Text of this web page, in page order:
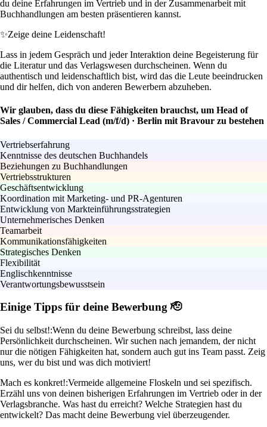
du deine Erfahrungen im Vertrieb und in der Zusammenarbeit mit
Buchhandlungen am besten präsentieren kannst.
✨Zeige deine Leidenschaft!
Lass in jedem Gespräch und jeder Interaktion deine Begeisterung für
die Literatur und das Verlagswesen durchscheinen. Wenn du
authentisch und leidenschaftlich bist, wird das die Leute beeindrucken
und dir helfen, dich von anderen Bewerbern abzuheben.
Wir glauben, dass du diese Fähigkeiten brauchst, um Head of
Sales / Commercial Lead (m/f/d) · Berlin mit Bravour zu bestehen
Vertriebserfahrung
Kenntnisse des deutschen Buchhandels
Beziehungen zu Buchhandlungen
Vertriebsstrukturen
Geschäftsentwicklung
Koordination mit Marketing- und PR-Agenturen
Entwicklung von Markteinführungsstrategien
Unternehmerisches Denken
Teamarbeit
Kommunikationsfähigkeiten
Strategisches Denken
Flexibilität
Englischkenntnisse
Verantwortungsbewusstsein
Einige Tipps für deine Bewerbung 🫡
Sei du selbst!:Wenn du deine Bewerbung schreibst, lass deine
Persönlichkeit durchscheinen. Wir suchen nach jemandem, der nicht
nur die nötigen Fähigkeiten hat, sondern auch gut ins Team passt. Zeig
uns, wer du bist und was dich motiviert!
Mach es konkret!:Vermeide allgemeine Floskeln und sei spezifisch.
Erzähl uns von deinen bisherigen Erfahrungen im Vertrieb oder in der
Verlagsbranche. Was hast du erreicht? Welche Strategien hast du
entwickelt? Das macht deine Bewerbung viel überzeugender.